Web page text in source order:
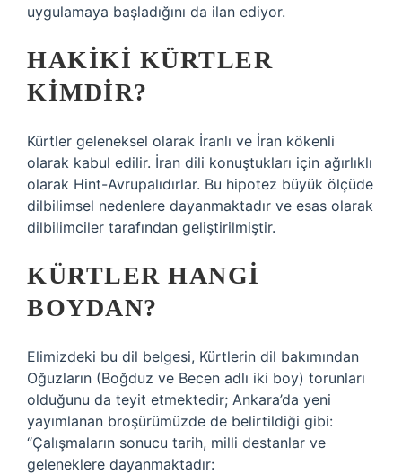
uygulamaya başladığını da ilan ediyor.
HAKIKI KÜRTLER
KIMDIR?
Kürtler geleneksel olarak İranlı ve İran kökenli
olarak kabul edilir. İran dili konuştukları için ağırlıklı
olarak Hint-Avrupalıdırlar. Bu hipotez büyük ölçüde
dilbilimsel nedenlere dayanmaktadır ve esas olarak
dilbilimciler tarafından geliştirilmiştir.
KÜRTLER HANGI
BOYDAN?
Elimizdeki bu dil belgesi, Kürtlerin dil bakımından
Oğuzların (Boğduz ve Becen adlı iki boy) torunları
olduğunu da teyit etmektedir; Ankara’da yeni
yayımlanan broşürümüzde de belirtildiği gibi:
“Çalışmaların sonucu tarih, milli destanlar ve
geleneklere dayanmaktadır: